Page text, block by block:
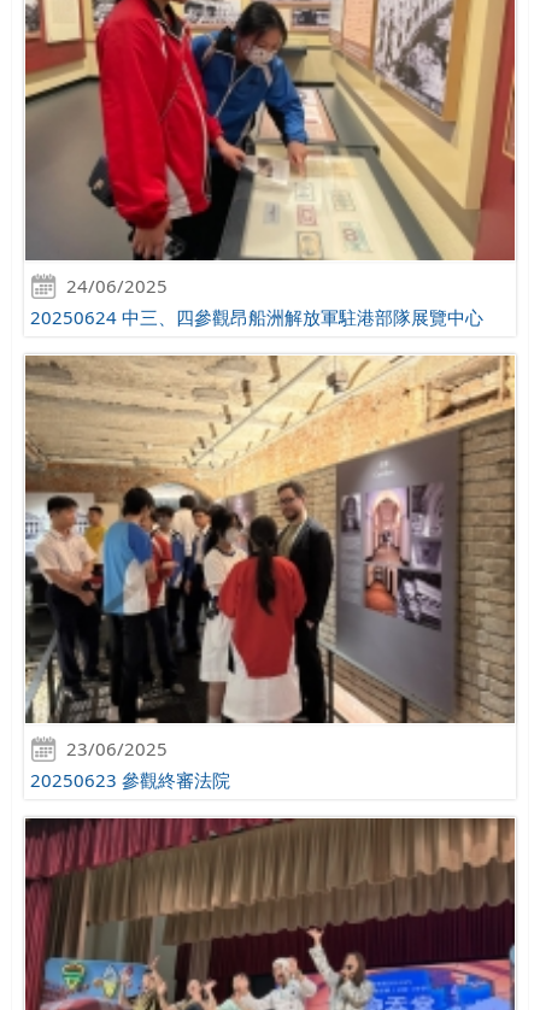
24/06/2025
20250624 中三、四參觀昂船洲解放軍駐港部隊展覽中心
23/06/2025
20250623 參觀終審法院